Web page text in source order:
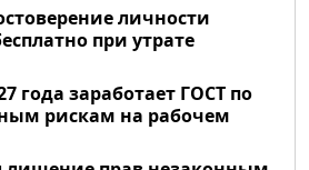
личности
при утрате
года заработает ГОСТ по
рискам на рабочем